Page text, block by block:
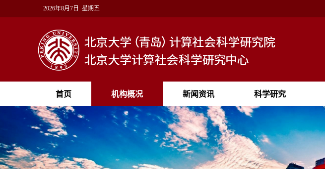
2026年8月7日 星期五
首页 机构概况 新闻资讯 科学研究